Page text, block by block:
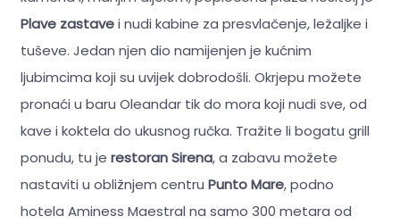
Plave zastavei nudi kabine za presvlačenje, ležaljke i
tuševe. Jedan njen dio namijenjen je kućnim
ljubimcima koji su uvijek dobrodošli. Okrjepu možete
pronaći u baru Oleandar tik do mora koji nudi sve, od
kave i koktela do ukusnog ručka. Tražite li bogatu grill
ponudu, tu je restoran Sirena, a zabavu možete
nastaviti u obližnjem centru Punto Mare, podno
hotela Aminess Maestral na samo 300 metara od